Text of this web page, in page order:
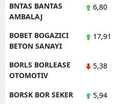
BNTAS BANTAS
AMBALAJ
6,80
BOBET BOGAZICI
BETON SANAYI
17,91
BORLS BORLEASE
OTOMOTIV
5,38
BORSK BOR SEKER 5,94